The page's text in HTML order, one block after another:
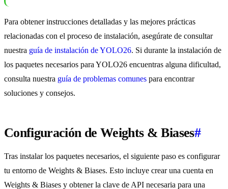
Para obtener instrucciones detalladas y las mejores prácticas
relacionadas con el proceso de instalación, asegúrate de consultar
nuestra guía de instalación de YOLO26. Si durante la instalación de
los paquetes necesarios para YOLO26 encuentras alguna dificultad,
consulta nuestra guía de problemas comunes para encontrar
soluciones y consejos.
Configuración de Weights & Biases#
Tras instalar los paquetes necesarios, el siguiente paso es configurar
tu entorno de Weights & Biases. Esto incluye crear una cuenta en
Weights & Biases y obtener la clave de API necesaria para una